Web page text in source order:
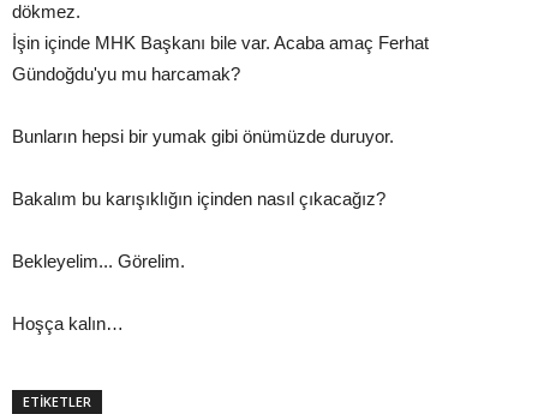
dökmez.
İşin içinde MHK Başkanı bile var. Acaba amaç Ferhat
Gündoğdu'yu mu harcamak?
Bunların hepsi bir yumak gibi önümüzde duruyor.
Bakalım bu karışıklığın içinden nasıl çıkacağız?
Bekleyelim... Görelim.
Hoşça kalın…
ETİKETLER